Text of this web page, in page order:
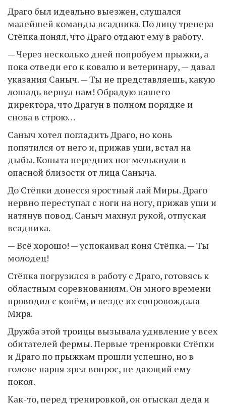
Драго был идеально выезжен, слушался
малейшей команды всадника. По лицу тренера
Стёпка понял, что Драго отдают ему в работу.
— Через несколько дней попробуем прыжки, а
пока отведи его к ковалю и ветеринару, — давал
указания Саныч. — Ты не представляешь, какую
лошадь вернул нам! Обрадую нашего
директора, что Драгун в полном порядке и
снова в строю…
Саныч хотел погладить Драго, но конь
попятился от него и, прижав уши, встал на
дыбы. Копыта передних ног мелькнули в
опасной близости от лица Саныча.
До Стёпки донесся яростный лай Миры. Драго
нервно переступал с ноги на ногу, прижав уши и
натянув повод. Саныч махнул рукой, отпуская
всадника.
— Всё хорошо! — успокаивал коня Стёпка. — Ты
молодец!
Стёпка погрузился в работу с Драго, готовясь к
областным соревнованиям. Он много времени
проводил с конём, и везде их сопровождала
Мира.
Дружба этой троицы вызывала удивление у всех
обитателей фермы. Первые тренировки Стёпки
и Драго по прыжкам прошли успешно, но в
голове парня зрел вопрос, не дающий ему
покоя.
Как-то, перед тренировкой, он отыскал деда и